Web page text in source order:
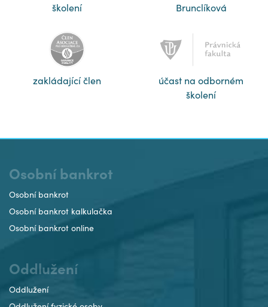
školení
Brunclíková
zakládající člen
účast na odborném
školení
Osobní bankrot
Osobní bankrot
Osobní bankrot kalkulačka
Osobní bankrot online
Oddlužení
Oddlužení